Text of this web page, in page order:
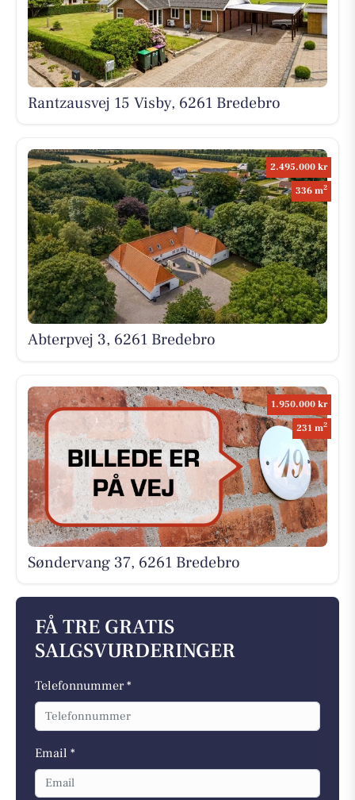
Rantzausvej 15 Visby, 6261 Bredebro
2.495.000 kr
336 m2
Abterpvej 3, 6261 Bredebro
1.950.000 kr
231 m2
Søndervang 37, 6261 Bredebro
FÅ TRE GRATIS
SALGSVURDERINGER
Telefonnummer *
Email *